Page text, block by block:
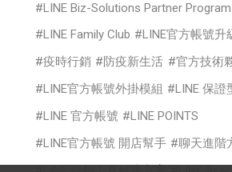
LINE Biz-Solutions Partner Program
LINE Family Club
LINE官方帳號升
疫時行銷
防疫新生活
官方技術
LINE官方帳號外掛模組
LINE 保證
LINE 官方帳號
LINE POINTS
LINE官方帳號 開店幫手
聊天進階